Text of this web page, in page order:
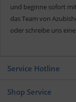
und beginne sofort
das Team von
oder schreibe uns
Service Hotline
Shop Service